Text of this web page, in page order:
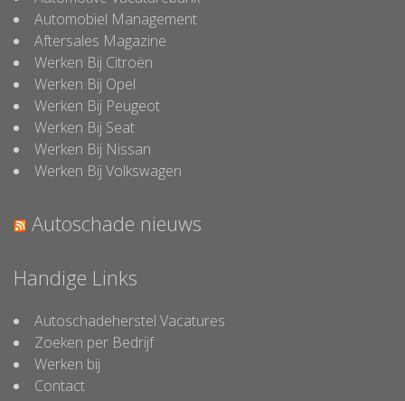
Automobiel Management
Aftersales Magazine
Werken Bij Citroën
Werken Bij Opel
Werken Bij Peugeot
Werken Bij Seat
Werken Bij Nissan
Werken Bij Volkswagen
Autoschade nieuws
Handige Links
Autoschadeherstel Vacatures
Zoeken per Bedrijf
Werken bij
Contact